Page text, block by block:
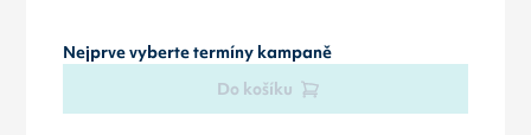
Nejprve vyberte termíny kampaně
Do košíku